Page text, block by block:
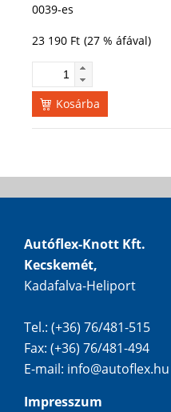
0039-es
23 190 Ft (27 % áfával)
Kosárba
Autóflex-Knott Kft.
Kecskemét,
Kadafalva-Heliport
Tel.: (+36) 76/481-515
Fax: (+36) 76/481-494
E-mail: info@autoflex.hu
Impresszum